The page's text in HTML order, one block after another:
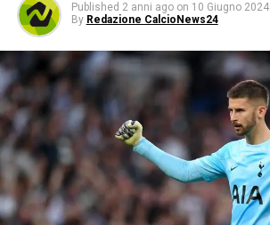
Published 2 anni ago on 10 Giugno 2024
By Redazione CalcioNews24